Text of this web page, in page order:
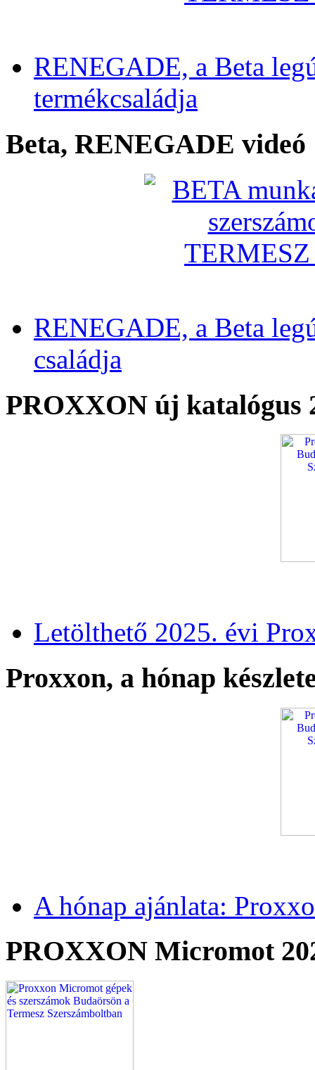
RENEGADE, a Beta
termékcsaládja
Beta, RENEGADE videó
RENEGADE, a Beta
családja
PROXXON új katalógus
Letölthető 2025. évi
Proxxon, a hónap
A hónap ajánlata:
PROXXON Micromot